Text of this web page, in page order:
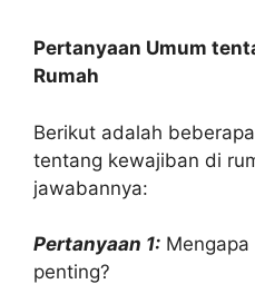
Pertanyaan Umum
Rumah
Berikut adalah
tentang kewajiban di
jawabannya:
Pertanyaan 1:
penting?